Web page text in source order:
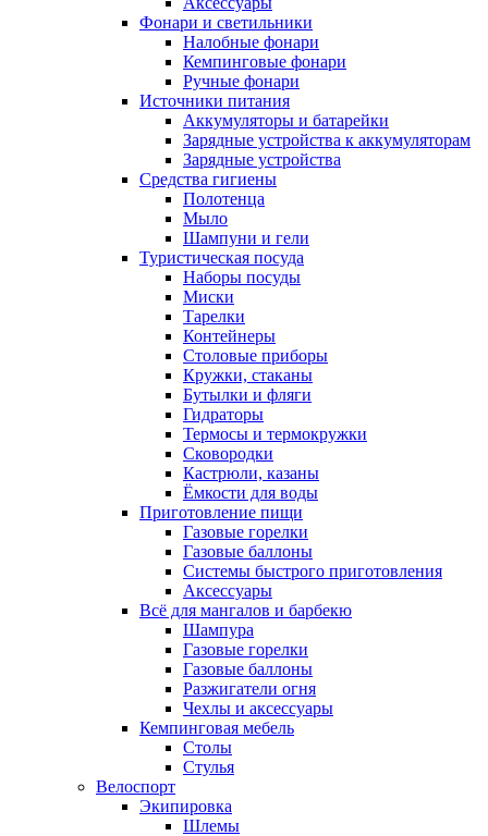
Фонари и светильники
Налобные фонари
Кемпинговые фонари
Ручные фонари
Источники питания
Аккумуляторы и батарейки
Зарядные устройства к аккумуляторам
Зарядные устройства
Средства гигиены
Полотенца
Мыло
Шампуни и гели
Туристическая посуда
Наборы посуды
Миски
Тарелки
Контейнеры
Столовые приборы
Кружки, стаканы
Бутылки и фляги
Гидраторы
Термосы и термокружки
Сковородки
Кастрюли, казаны
Ёмкости для воды
Приготовление пищи
Газовые горелки
Газовые баллоны
Системы быстрого приготовления
Аксессуары
Всё для мангалов и барбекю
Шампура
Газовые горелки
Газовые баллоны
Разжигатели огня
Чехлы и аксессуары
Кемпинговая мебель
Столы
Стулья
Велоспорт
Экипировка
Шлемы